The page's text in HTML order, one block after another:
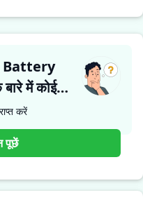
Battery
करें
पूछें